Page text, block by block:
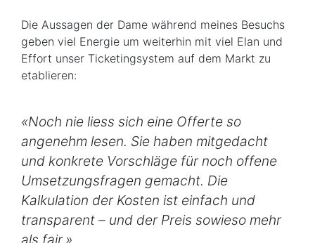
Die Aussagen der Dame während meines Besuchs
geben viel Energie um weiterhin mit viel Elan und
Effort unser Ticketingsystem auf dem Markt zu
etablieren:
«Noch nie liess sich eine Offerte so
angenehm lesen. Sie haben mitgedacht
und konkrete Vorschläge für noch offene
Umsetzungsfragen gemacht. Die
Kalkulation der Kosten ist einfach und
transparent – und der Preis sowieso mehr